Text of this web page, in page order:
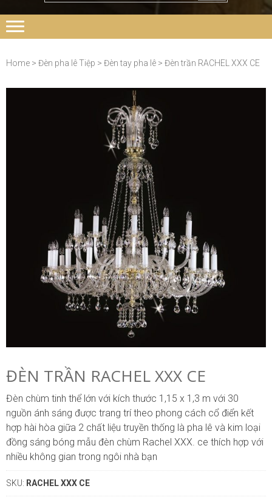
Home > Đèn pha lê Tiệp > Đèn tay pha lê > Đèn trần RACHEL XXX CE
ĐÈN TRẦN RACHEL XXX CE
Đèn chùm tinh thể lớn với kích thước 1,15 x 1,3 m với 30
nguồn ánh sáng được trang trí theo phong cách cổ điển kết
hợp hài hòa giữa 2 chất liệu truyền thống là pha lê và kim loại
đồng sáng bóng mẫu đèn chùm Rachel XXX. ce thích hợp với
nhiều không gian trong ngôi nhà bạn
SKU: RACHEL XXX CE